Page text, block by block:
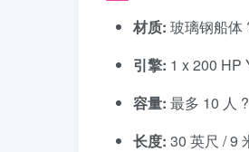
材质: 玻璃钢船体
引擎: 1 x 200 HP
容量: 最多 10 人 ?
长度: 30 英尺 / 9